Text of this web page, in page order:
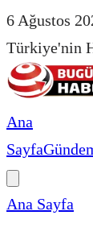
6 Ağustos
Türkiye'nin
Ana
Sayfa
Ana Sayfa